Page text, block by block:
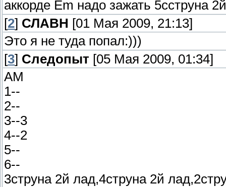
аккорде Em надо зажать 5сструна
[2] СЛАВН [01 Мая 2009, 21:13]
Это я не туда попал:)))
[3] Следопыт [05 Мая 2009, 01:34]
AM
1--
2--
3--3
4--2
5--
6--
3струна 2й лад,4струна 2й